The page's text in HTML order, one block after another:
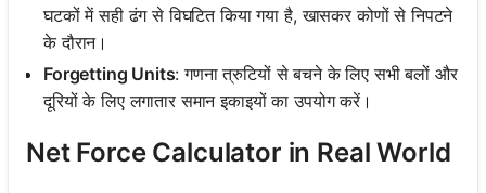
घटकों में सही ढंग से विघटित किया गया है, खासकर कोणों से निपटने
के दौरान।
Forgetting Units: गणना त्रुटियों से बचने के लिए सभी बलों और
दूरियों के लिए लगातार समान इकाइयों का उपयोग करें।
Net Force Calculator in Real World